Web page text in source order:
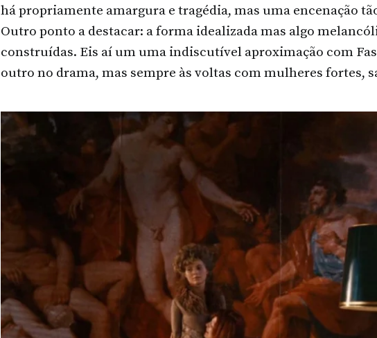
há propriamente amargura e tragédia, mas uma encenação
Outro ponto a destacar: a forma idealizada mas algo
construídas. Eis aí um uma indiscutível aproximação com
outro no drama, mas sempre às voltas com mulheres fortes,